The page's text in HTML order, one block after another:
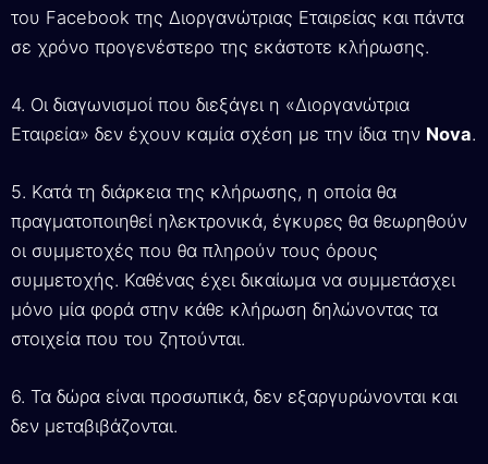
του Facebook της Διοργανώτριας Εταιρείας και πάντα
σε χρόνο προγενέστερο της εκάστοτε κλήρωσης.
4. Οι διαγωνισμοί που διεξάγει η «Διοργανώτρια
Εταιρεία» δεν έχουν καμία σχέση με την ίδια την Nova.
5. Κατά τη διάρκεια της κλήρωσης, η οποία θα
πραγματοποιηθεί ηλεκτρονικά, έγκυρες θα θεωρηθούν
οι συμμετοχές που θα πληρούν τους όρους
συμμετοχής. Καθένας έχει δικαίωμα να συμμετάσχει
μόνο μία φορά στην κάθε κλήρωση δηλώνοντας τα
στοιχεία που του ζητούνται.
6. Τα δώρα είναι προσωπικά, δεν εξαργυρώνονται και
δεν μεταβιβάζονται.